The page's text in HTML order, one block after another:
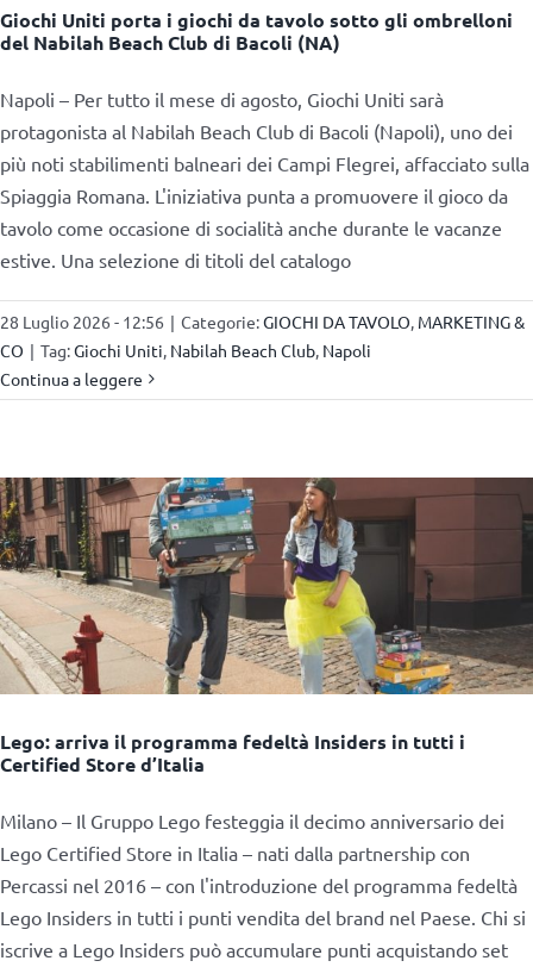
Giochi Uniti porta i giochi da tavolo sotto gli ombrelloni
del Nabilah Beach Club di Bacoli (NA)
Napoli – Per tutto il mese di agosto, Giochi Uniti sarà
protagonista al Nabilah Beach Club di Bacoli (Napoli), uno dei
più noti stabilimenti balneari dei Campi Flegrei, affacciato sulla
Spiaggia Romana. L'iniziativa punta a promuovere il gioco da
tavolo come occasione di socialità anche durante le vacanze
estive. Una selezione di titoli del catalogo
28 Luglio 2026 - 12:56 | Categorie:GIOCHI DA TAVOLO, MARKETING &
CO | Tag:Giochi Uniti, Nabilah Beach Club, Napoli
Continua a leggere
Lego: arriva il programma fedeltà Insiders in tutti i
Certified Store d’Italia
Milano – Il Gruppo Lego festeggia il decimo anniversario dei
Lego Certified Store in Italia – nati dalla partnership con
Percassi nel 2016 – con l'introduzione del programma fedeltà
Lego Insiders in tutti i punti vendita del brand nel Paese. Chi si
iscrive a Lego Insiders può accumulare punti acquistando set